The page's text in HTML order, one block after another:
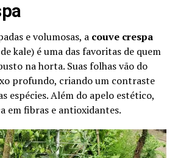
e volumosas, a couve crespa
kale) é uma das favoritas de quem
na horta. Suas folhas vão do
profundo, criando um contraste
espécies. Além do apelo estético,
em fibras e antioxidantes.